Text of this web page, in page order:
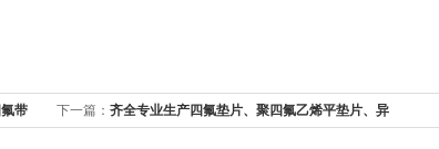
带 下一篇： 齐全专业生产四氟垫片、聚四氟乙烯平垫片、异